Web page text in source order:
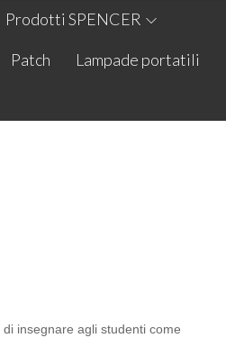
Prodotti SPENCER
Patch Lampade portatili
di insegnare agli studenti come